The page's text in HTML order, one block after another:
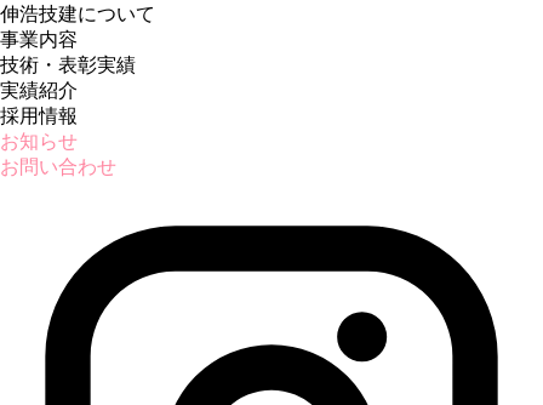
伸浩技建について
事業内容
技術・表彰実績
実績紹介
採用情報
お知らせ
お問い合わせ